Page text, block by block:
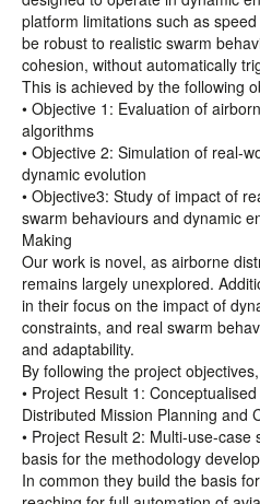
platform limitations such as
be robust to realistic swarm
cohesion, without automatically
This is achieved by the following
• Objective 1: Evaluation of
algorithms
• Objective 2: Simulation of real-
dynamic evolution
• Objective3: Study of impact of
swarm behaviours and dynamic
Making
Our work is novel, as airborne
remains largely unexplored.
in their focus on the impact of
constraints, and real swarm
and adaptability.
By following the project
• Project Result 1:
Distributed Mission Planning and
• Project Result 2: Multi-use-
basis for the methodology
In common they build the basis